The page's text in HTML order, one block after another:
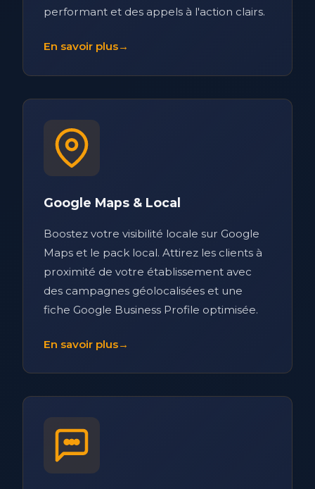
performant et des appels à l'action clairs.
En savoir plus→
Google Maps & Local
Boostez votre visibilité locale sur Google
Maps et le pack local. Attirez les clients à
proximité de votre établissement avec
des campagnes géolocalisées et une
fiche Google Business Profile optimisée.
En savoir plus→